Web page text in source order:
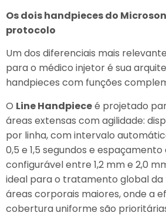
Os dois handpieces do
protocolo
Um dos diferenciais mais
para o médico injetor é sua
handpieces com funções
O Line Handpieceé projetado
áreas extensas com agilidade:
por linha, com intervalo
0,5 e 1,5 segundos e
configurável entre 1,2 mm e 2,0
ideal para o tratamento global da
áreas corporais maiores, onde a
cobertura uniforme são